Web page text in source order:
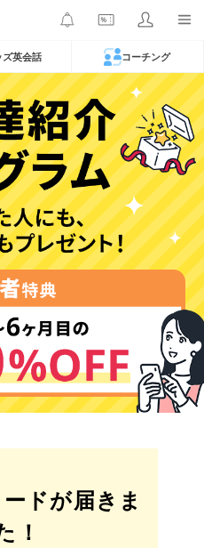
ズ英会話 コーチング
お友達紹介プログラム
ドが届きま
！